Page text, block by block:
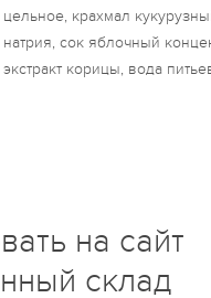
цельное, крахмал
натрия, сок яблочный
экстракт корицы, вода
на сайт
склад